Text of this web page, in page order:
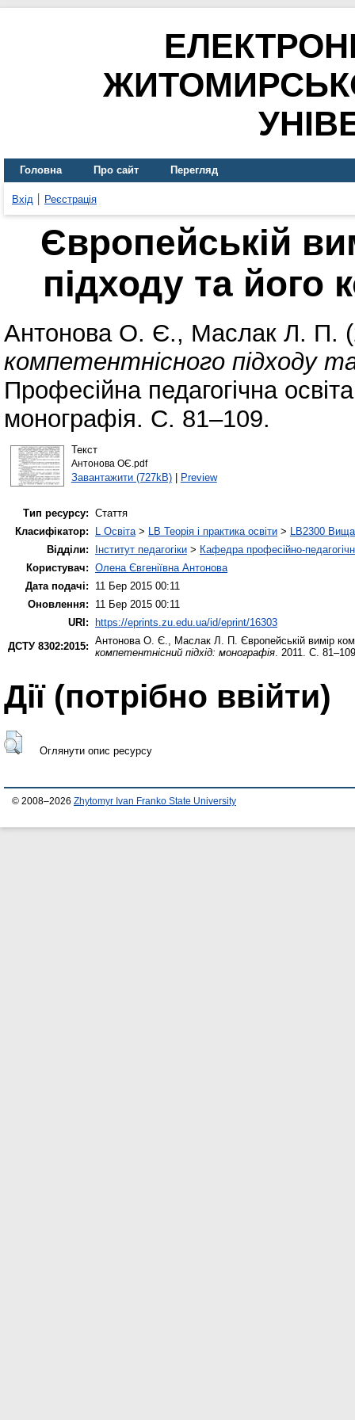
Головна Про сайт Перегляд
Вхід Реєстрація
Європейській
підходу та його
Антонова О. Є., Маслак Л. П.
компетентнісного підходу
Професійна педагогічна
монографія. С. 81–109.
Текст
Антонова ОЄ.pdf
Завантажити (727kB)| Preview
Тип ресурсу: Стаття
Класифікатор:
L Освіта> LB Теорія і практика освіти > LB2300 Вища
Відділи:
Інститут педагогіки > Кафедра професійно-
Користувач: Олена Євгеніївна Антонова
Дата подачі:
11 Бер 2015 00:11
Оновлення:
11 Бер 2015 00:11
URI:
https://eprints.zu.edu.ua/id/eprint/16303
ДСТУ 8302:2015: Антонова О. Є., Маслак Л. П. Європейській вимір
компетентнісний підхід: монографія. 2011. С.
Дії ​​(потрібно ввійти)
Оглянути опис ресурсу
© 2008–2026 Zhytomyr Ivan Franko State University